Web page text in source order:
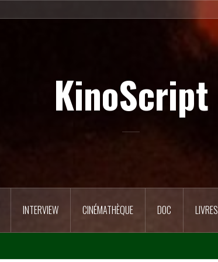
KinoScript
INTERVIEW CINÉMATHÈQUE DOC LIVRES